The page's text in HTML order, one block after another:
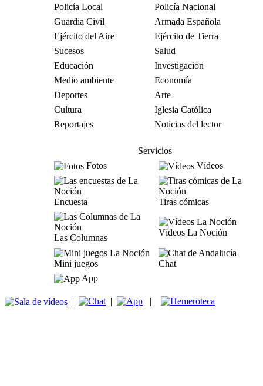
Policía Local
Policía Nacional
Guardia Civil
Armada Española
Ejército del Aire
Ejército de Tierra
Sucesos
Salud
Educación
Investigación
Medio ambiente
Economía
Deportes
Arte
Cultura
Iglesia Católica
Reportajes
Noticias del lector
Servicios
Fotos
Vídeos
Encuesta Tiras cómicas
Las Columnas
Vídeos La Noción
Mini juegos
Chat
App
| | |